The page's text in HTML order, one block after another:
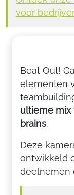
voor
Beat Out!
elementen
ultieme mix
brains.
Deze
ontwikkeld
deelnemen